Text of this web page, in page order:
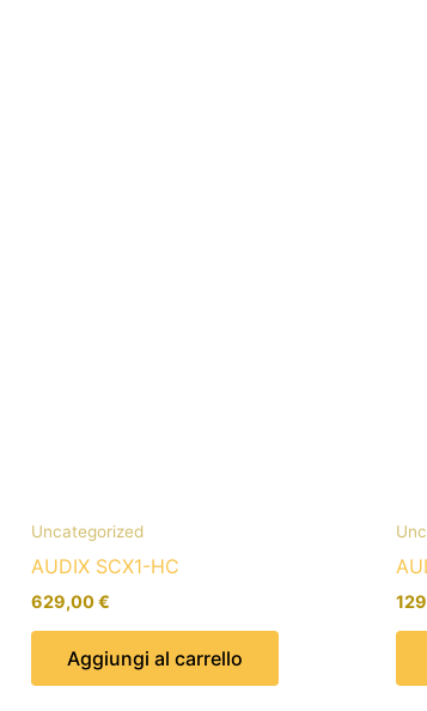
Uncategorized
AUDIX SCX1-HC
629,00€
Aggiungi al carrello